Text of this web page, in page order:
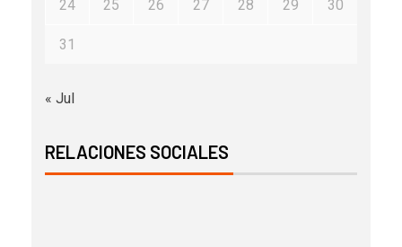
24 25 26 27 28 29 30
31
« Jul
RELACIONES SOCIALES